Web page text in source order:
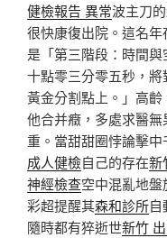
健檢報告 異常波主刀
很快康復出院。這名
是「第三階段：時間
十點零三分零五秒，
黃金分割點上。」高
他合并癥，多處求醫
重。當甜甜圈悖論擊
成人健檢自己的存在新
神經檢查空中混亂地
彩超提醒其森和診所
隨時都有猝逝世新竹